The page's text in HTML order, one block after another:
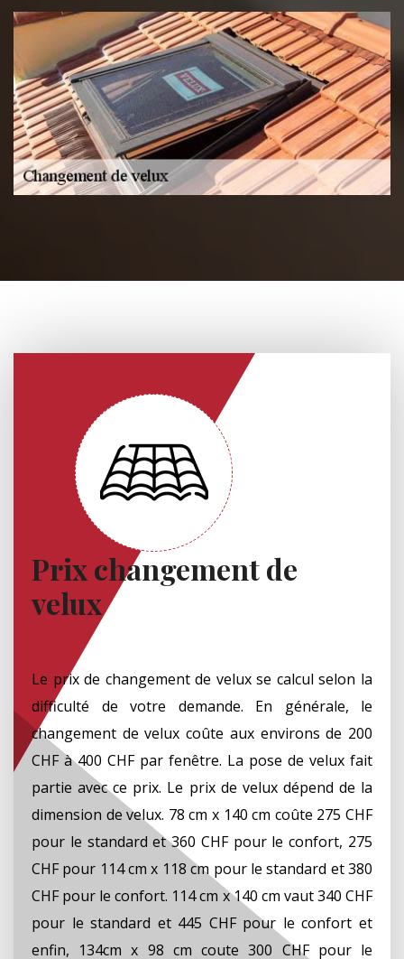
Prix changement de
velux
Le prix de changement de velux se calcul selon la
difficulté de votre demande. En générale, le
changement de velux coûte aux environs de 200
CHF à 400 CHF par fenêtre. La pose de velux fait
partie avec ce prix. Le prix de velux dépend de la
dimension de velux. 78 cm x 140 cm coûte 275 CHF
pour le standard et 360 CHF pour le confort, 275
CHF pour 114 cm x 118 cm pour le standard et 380
CHF pour le confort. 114 cm x 140 cm vaut 340 CHF
pour le standard et 445 CHF pour le confort et
enfin, 134cm x 98 cm coute 300 CHF pour le